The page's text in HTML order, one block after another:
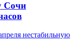
Сочи